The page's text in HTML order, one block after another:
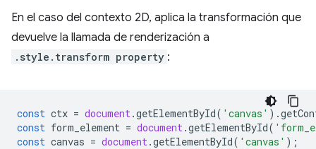
En el caso del contexto 2D, aplica la transformación que
devuelve la llamada de renderización a
.style.transform property :
const ctx = document.getElementById( 'canvas' ).
const form_element = document.getElementById(
const canvas = document.getElementById( 'canvas' );